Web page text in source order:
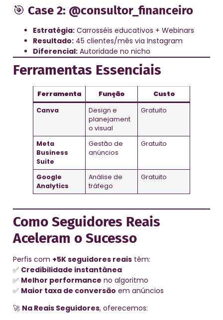
🎯 Case 2: @consultor_financeiro
Estratégia: Carrosséis educativos + Webinars
Resultado: 45 clientes/mês via Instagram
Diferencial: Autoridade no nicho
Ferramentas Essenciais
Ferramenta Função
Custo
Canva
Design e
planejament
o visual
Gratuito
Meta
Business
Suite
Gestão de
anúncios
Gratuito
Google
Analytics
Análise de
tráfego
Gratuito
Como Seguidores Reais
Aceleram o Sucesso
Perfis com +5K seguidores reais têm:
✅ Credibilidade instantânea
✅ Melhor performance no algoritmo
✅ Maior taxa de conversão em anúncios
🚀 Na Reais Seguidores, oferecemos: